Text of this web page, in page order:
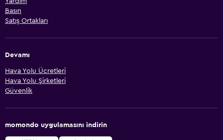
Basın
Satış Ortakları
Devamı
Hava Yolu Ücretleri
Hava Yolu Şirketleri
Güvenlik
momondo uygulamasını indirin